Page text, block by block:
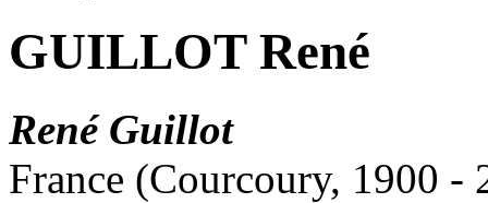
GUILLOT René
René Guillot
France (Courcoury, 1900 -